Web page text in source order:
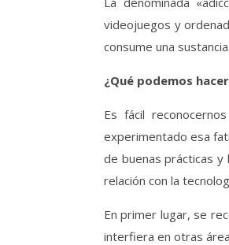
videojuegos y
consume una
¿Qué podemos
Es fácil
experimentado esa
de buenas prácticas
relación con la
En primer lugar, se
interfiera en otras